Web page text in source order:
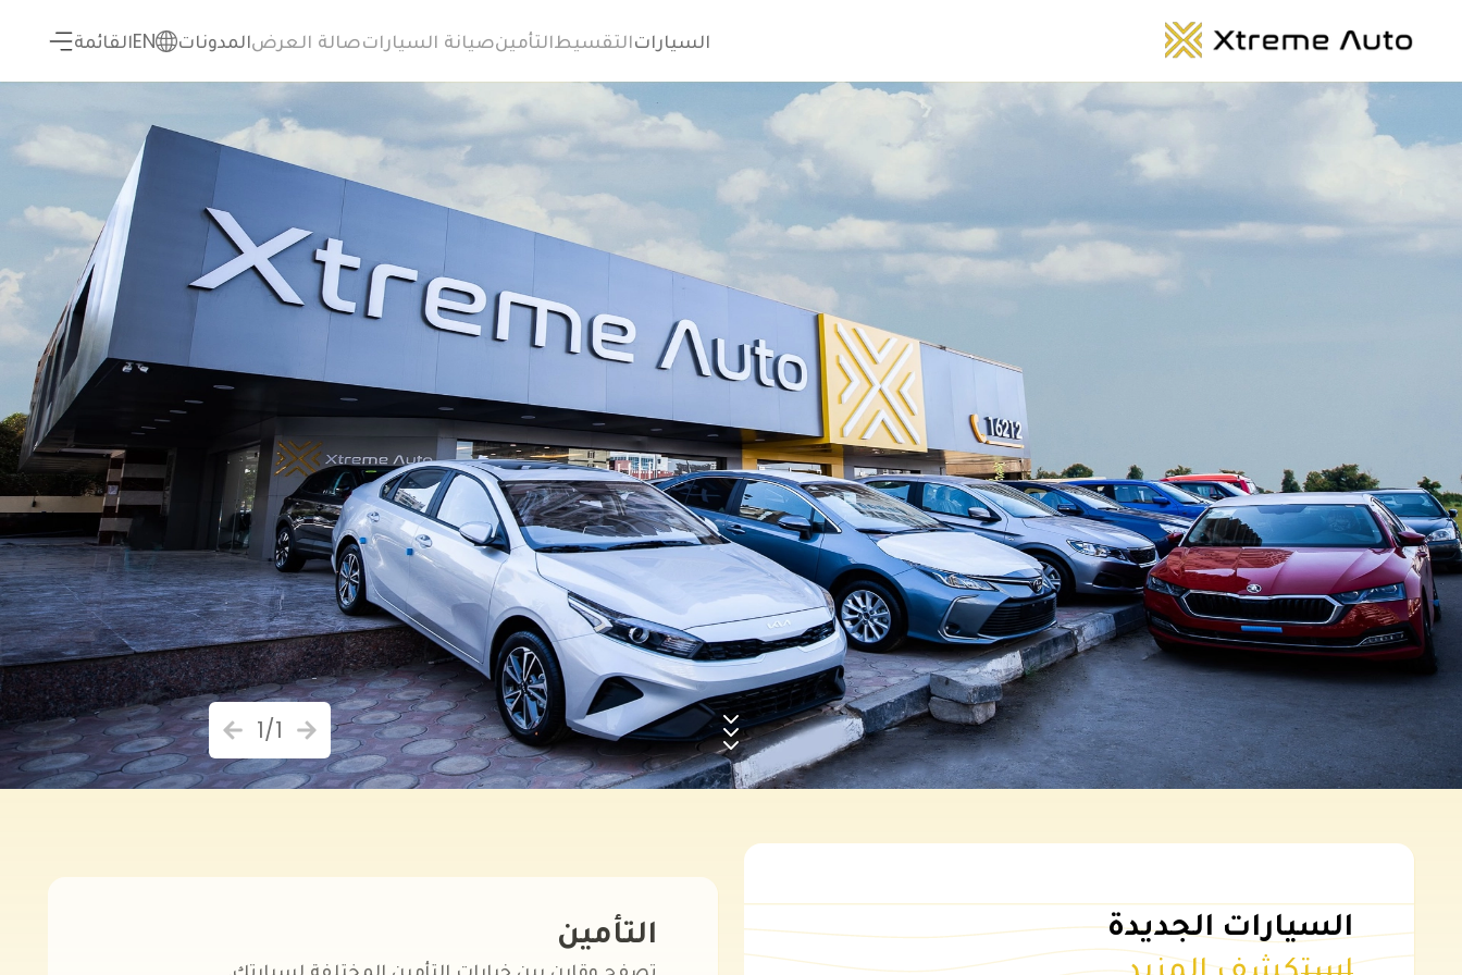
1/1
السيارات الجديدة
التأمين
السياراتالتقسيطالتأمينصيانة السياراتصالة العرضالمدونات ENالقائمة